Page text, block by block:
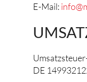
E-Mail:
DE